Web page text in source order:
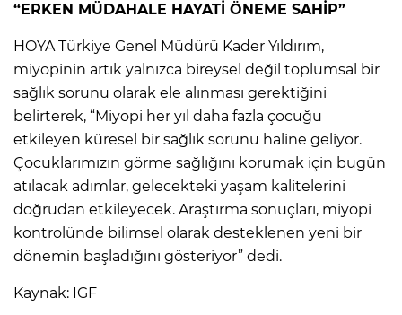
“ERKEN MÜDAHALE HAYATİ ÖNEME SAHİP”
HOYA Türkiye Genel Müdürü Kader Yıldırım,
miyopinin artık yalnızca bireysel değil toplumsal bir
sağlık sorunu olarak ele alınması gerektiğini
belirterek, “Miyopi her yıl daha fazla çocuğu
etkileyen küresel bir sağlık sorunu haline geliyor.
Çocuklarımızın görme sağlığını korumak için bugün
atılacak adımlar, gelecekteki yaşam kalitelerini
doğrudan etkileyecek. Araştırma sonuçları, miyopi
kontrolünde bilimsel olarak desteklenen yeni bir
dönemin başladığını gösteriyor” dedi.
Kaynak: IGF